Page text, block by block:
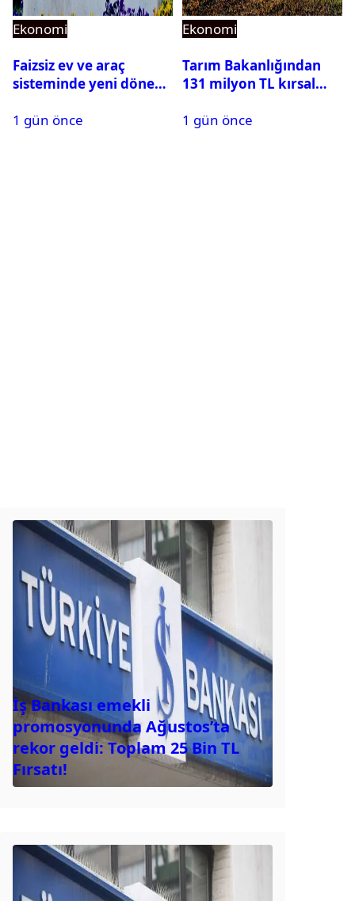
Ekonomi
Faizsiz ev ve araç
sisteminde yeni dönem:
değiştirdi
1 gün önce
Ekonomi
Tarım Bakanlığından
131 milyon TL kırsal
Toplam 688 milyon TL
1 gün önce
İş Bankası emekli
promosyonunda Ağustos’ta
rekor geldi: Toplam 25 Bin TL
Fırsatı!